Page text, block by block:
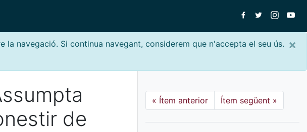
×
navegació. Si continua navegant, considerem que n'accepta el seu ús.
de
« Ítem anterior Ítem següent »